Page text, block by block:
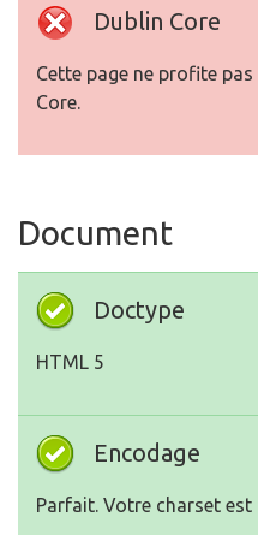
Dublin Core
Cette page ne profite
Core.
Document
Doctype
HTML 5
Encodage
Parfait. Votre charset est